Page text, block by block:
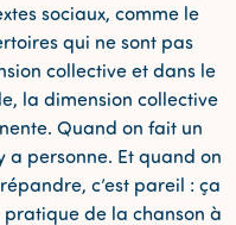
sociaux, comme le
qui ne sont pas
collective et dans le
la dimension collective
Quand on fait un
a personne. Et quand on
c’est pareil : ça
pratique de la chanson à